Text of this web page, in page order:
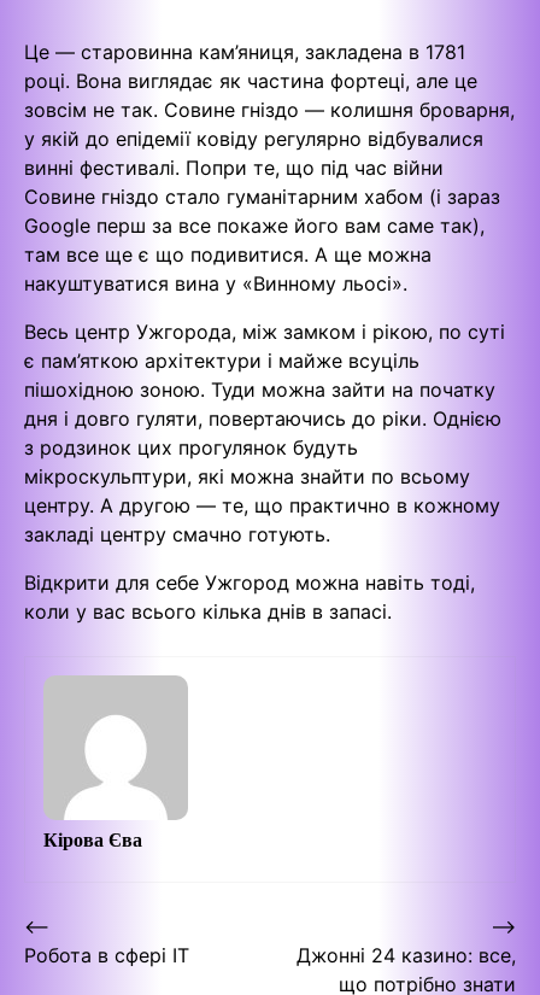
Це — старовинна кам’яниця, закладена в 1781
році. Вона виглядає як частина фортеці, але це
зовсім не так. Совине гніздо — колишня броварня,
у якій до епідемії ковіду регулярно відбувалися
винні фестивалі. Попри те, що під час війни
Совине гніздо стало гуманітарним хабом (і зараз
Google перш за все покаже його вам саме так),
там все ще є що подивитися. А ще можна
накуштуватися вина у «Винному льосі».
Весь центр Ужгорода, між замком і рікою, по суті
є пам’яткою архітектури і майже всуціль
пішохідною зоною. Туди можна зайти на початку
дня і довго гуляти, повертаючись до ріки. Однією
з родзинок цих прогулянок будуть
мікроскульптури, які можна знайти по всьому
центру. А другою — те, що практично в кожному
закладі центру смачно готують.
Відкрити для себе Ужгород можна навіть тоді,
коли у вас всього кілька днів в запасі.
Кірова Єва
Навігація
записів
⟵
Робота в сфері ІТ
Джонні 24 казино: все,
що потрібно знати
⟶